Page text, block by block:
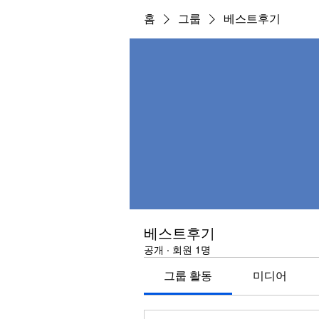
홈 그룹 베스트후기
베스트후기
공개 · 회원 1명
그룹 활동 미디어